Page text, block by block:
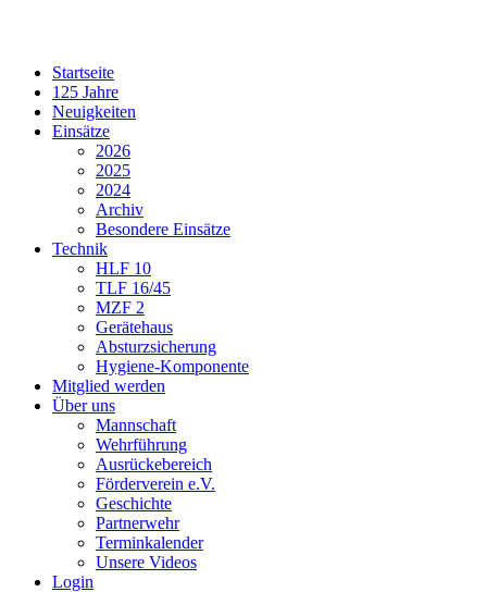
Startseite
125 Jahre
Neuigkeiten
Einsätze
2026
2025
2024
Archiv
Besondere Einsätze
Technik
HLF 10
TLF 16/45
MZF 2
Gerätehaus
Absturzsicherung
Hygiene-Komponente
Mitglied werden
Über uns
Mannschaft
Wehrführung
Ausrückebereich
Förderverein e.V.
Geschichte
Partnerwehr
Terminkalender
Unsere Videos
Login